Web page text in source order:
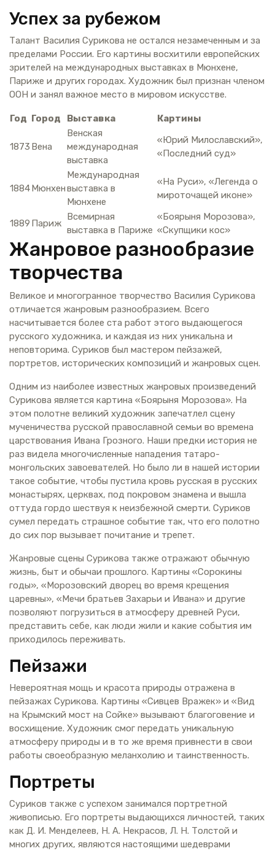
Успех за рубежом
Талант Василия Сурикова не остался незамеченным и за
пределами России. Его картины восхитили европейских
зрителей на международных выставках в Мюнхене,
Париже и других городах. Художник был признан членом
ООН и занял важное место в мировом искусстве.
Год Город Выставка Картины
1873 Вена
Венская
международная
выставка
«Юрий Милославский»,
«Последний суд»
1884Мюнхен
Международная
выставка в
Мюнхене
«На Руси», «Легенда о
мироточащей иконе»
1889 Париж
Всемирная
выставка в Париже
«Боярыня Морозова»,
«Скупщики кос»
Жанровое разнообразие
творчества
Великое и многогранное творчество Василия Сурикова
отличается жанровым разнообразием. Всего
насчитывается более ста работ этого выдающегося
русского художника, и каждая из них уникальна и
неповторима. Суриков был мастером пейзажей,
портретов, исторических композиций и жанровых сцен.
Одним из наиболее известных жанровых произведений
Сурикова является картина «Боярыня Морозова». На
этом полотне великий художник запечатлел сцену
мученичества русской православной семьи во времена
царствования Ивана Грозного. Наши предки история не
раз видела многочисленные нападения татаро-
монгольских завоевателей. Но было ли в нашей истории
такое событие, чтобы пустила кровь русская в русских
монастырях, церквах, под покровом знамена и вышла
оттуда гордо шествуя к неизбежной смерти. Суриков
сумел передать страшное событие так, что его полотно
до сих пор вызывает почитание и трепет.
Жанровые сцены Сурикова также отражают обычную
жизнь, быт и обычаи прошлого. Картины «Сорокины
годы», «Морозовский дворец во время крещения
царевны», «Мечи братьев Захарьи и Ивана» и другие
позволяют погрузиться в атмосферу древней Руси,
представить себе, как люди жили и какие события им
приходилось переживать.
Пейзажи
Невероятная мощь и красота природы отражена в
пейзажах Сурикова. Картины «Сивцев Вражек» и «Вид
на Крымский мост на Сойке» вызывают благоговение и
восхищение. Художник смог передать уникальную
атмосферу природы и в то же время привнести в свои
работы своеобразную меланхолию и таинственность.
Портреты
Суриков также с успехом занимался портретной
живописью. Его портреты выдающихся личностей, таких
как Д. И. Менделеев, Н. А. Некрасов, Л. Н. Толстой и
многих других, являются настоящими шедеврами